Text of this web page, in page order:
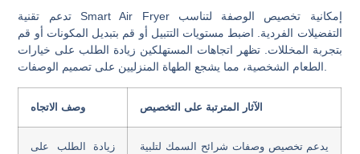
تدعم تقنية Smart Air Fryer إمكانية تخصيص الوصفة لتناسب
التفضيلات الفردية. اضبط مستويات التتبيل أو قم بتبديل المكونات أو قم
بتجربة المخللات. تظهر اتجاهات المستهلكين زيادة الطلب على خيارات
وصف الاتجاه الآثار المترتبة على التخصيص
زيادة الطلب على
يدعم تخصيص وصفات شرائح السمك لتلبية